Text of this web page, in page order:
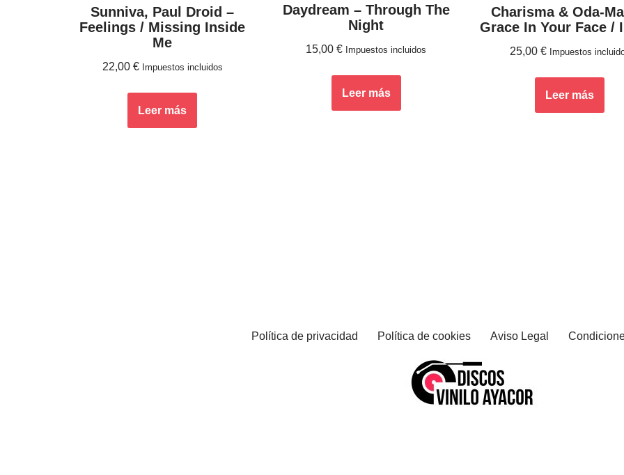
Sunniva, Paul Droid ‎–
Feelings / Missing Inside
Me
22,00 € Impuestos incluidos
Leer más
Daydream – Through The
Night
15,00€ Impuestos incluidos
Leer más
Charisma & Oda-
Grace In Your Face /
25,00 € Impuestos
Leer más
Política de privacidad Política de cookies Aviso Legal